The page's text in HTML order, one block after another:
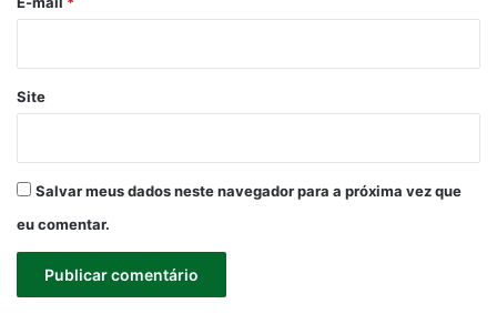
Site
Salvar meus dados neste navegador para a próxima vez que
eu comentar.